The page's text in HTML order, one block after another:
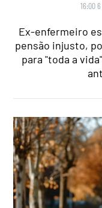
16:00
Ex-enfermeiro
pensão injusto,
para "toda a